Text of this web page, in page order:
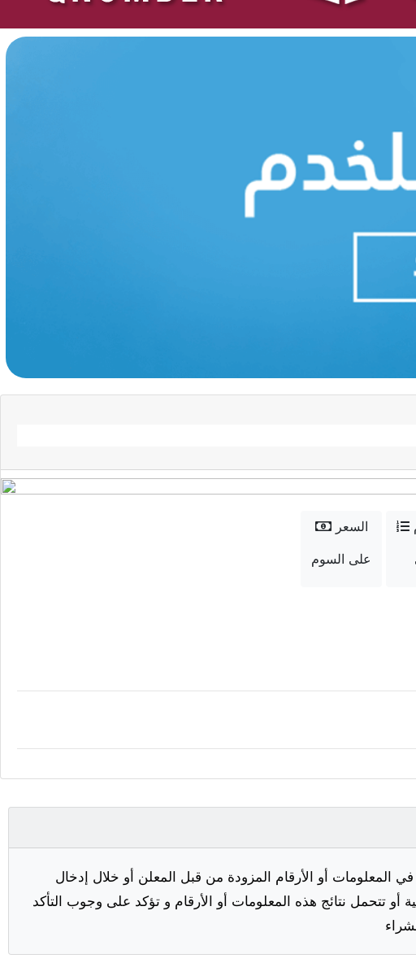
السعر
على السوم
المعلومات أو الأرقام المزودة من قبل المعلن أو خلال إدخال
تتحمل نتائج هذه المعلومات أو الأرقام و تؤكد على وجوب التأكد